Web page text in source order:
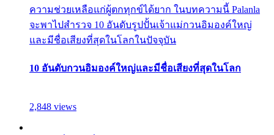
ความช่วยเหลือแก่ผู้ตกทุกข์ได้ยาก ในบทความนี้ Palanla
จะพาไปสำรวจ 10 อันดับรูปปั้นเจ้าแม่กวนอิมองค์ใหญ่
และมีชื่อเสียงที่สุดในโลกในปัจจุบัน
10 อันดับกวนอิมองค์ใหญ่และมีชื่อเสียงที่สุดในโลก
2,848 views